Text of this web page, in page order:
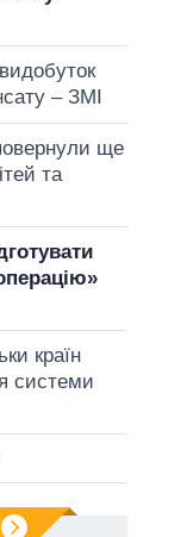
– ЗМІ
ще
та
країн
системи